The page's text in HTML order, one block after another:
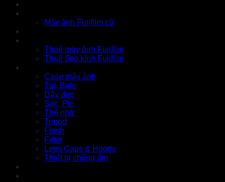
Máy ảnh Fujifilm cũ
Thuê máy ảnh Fujifilm
Thuê ống kính Fujifilm
Case máy ảnh
Túi, Balo
Dây đeo
Sạc, Pin
Thẻ nhớ
Tripod
Flash
Filter
Lens Caps & Hoods
Thiết bị chống ẩm